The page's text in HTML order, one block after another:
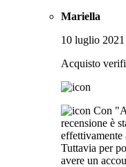
Mariella
10 luglio 2021
Acquisto
Con
recensione è
effettivamente
Tuttavia per
avere un